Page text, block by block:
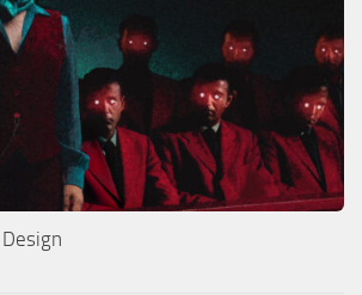
Design